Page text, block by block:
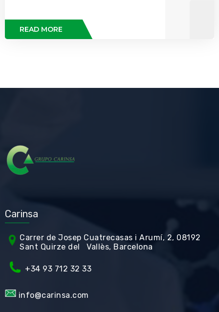
READ MORE
Carinsa
Carrer de Josep Cuatrecasas i Arumí, 2, 08192
Sant Quirze del Vallès, Barcelona
+34 93 712 32 33
info@carinsa.com